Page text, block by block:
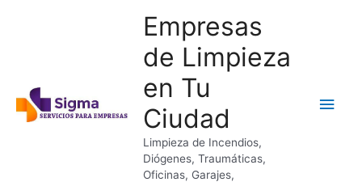
Empresas
de Limpieza
en Tu
Ciudad
Limpieza de Incendios,
Diógenes, Traumáticas,
Oficinas, Garajes,